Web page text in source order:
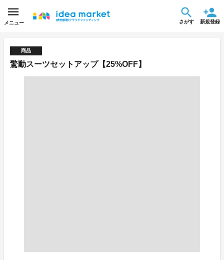
メニュー さがす 新規登録
商品
驚動スーツセットアップ【25%OFF】